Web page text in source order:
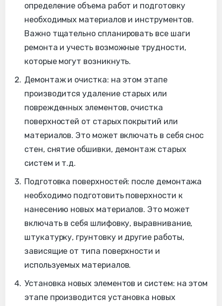
определение объема работ и подготовку
необходимых материалов и инструментов.
Важно тщательно спланировать все шаги
ремонта и учесть возможные трудности,
которые могут возникнуть.
Демонтаж и очистка: на этом этапе
производится удаление старых или
поврежденных элементов, очистка
поверхностей от старых покрытий или
материалов. Это может включать в себя снос
стен, снятие обшивки, демонтаж старых
систем и т.д.
Подготовка поверхностей: после демонтажа
необходимо подготовить поверхности к
нанесению новых материалов. Это может
включать в себя шлифовку, выравнивание,
штукатурку, грунтовку и другие работы,
зависящие от типа поверхности и
используемых материалов.
Установка новых элементов и систем: на этом
этапе производится установка новых